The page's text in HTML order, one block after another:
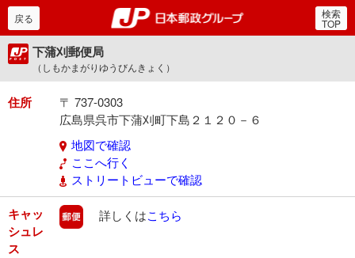
郵便局・日本郵政グルー
戻る 検索
TOP
下蒲刈郵便局
（しもかまがりゆうびんきょく）
住所
〒 737-0303
広島県呉市下蒲刈町下島２１２０－６
地図で確認
ここへ行く
ストリートビューで確認
キャッ
シュレ
ス
郵便
詳しくはこちら